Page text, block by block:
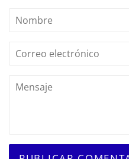
Nombre
Correo
Mensaje